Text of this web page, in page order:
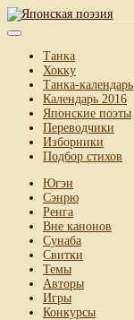
Танка
Хокку
Танка-календарь
Календарь 2016
Японские поэты
Переводчики
Изборники
Подбор стихов
Югэн
Сэнрю
Ренга
Вне канонов
Сунаба
Свитки
Темы
Авторы
Игры
Конкурсы